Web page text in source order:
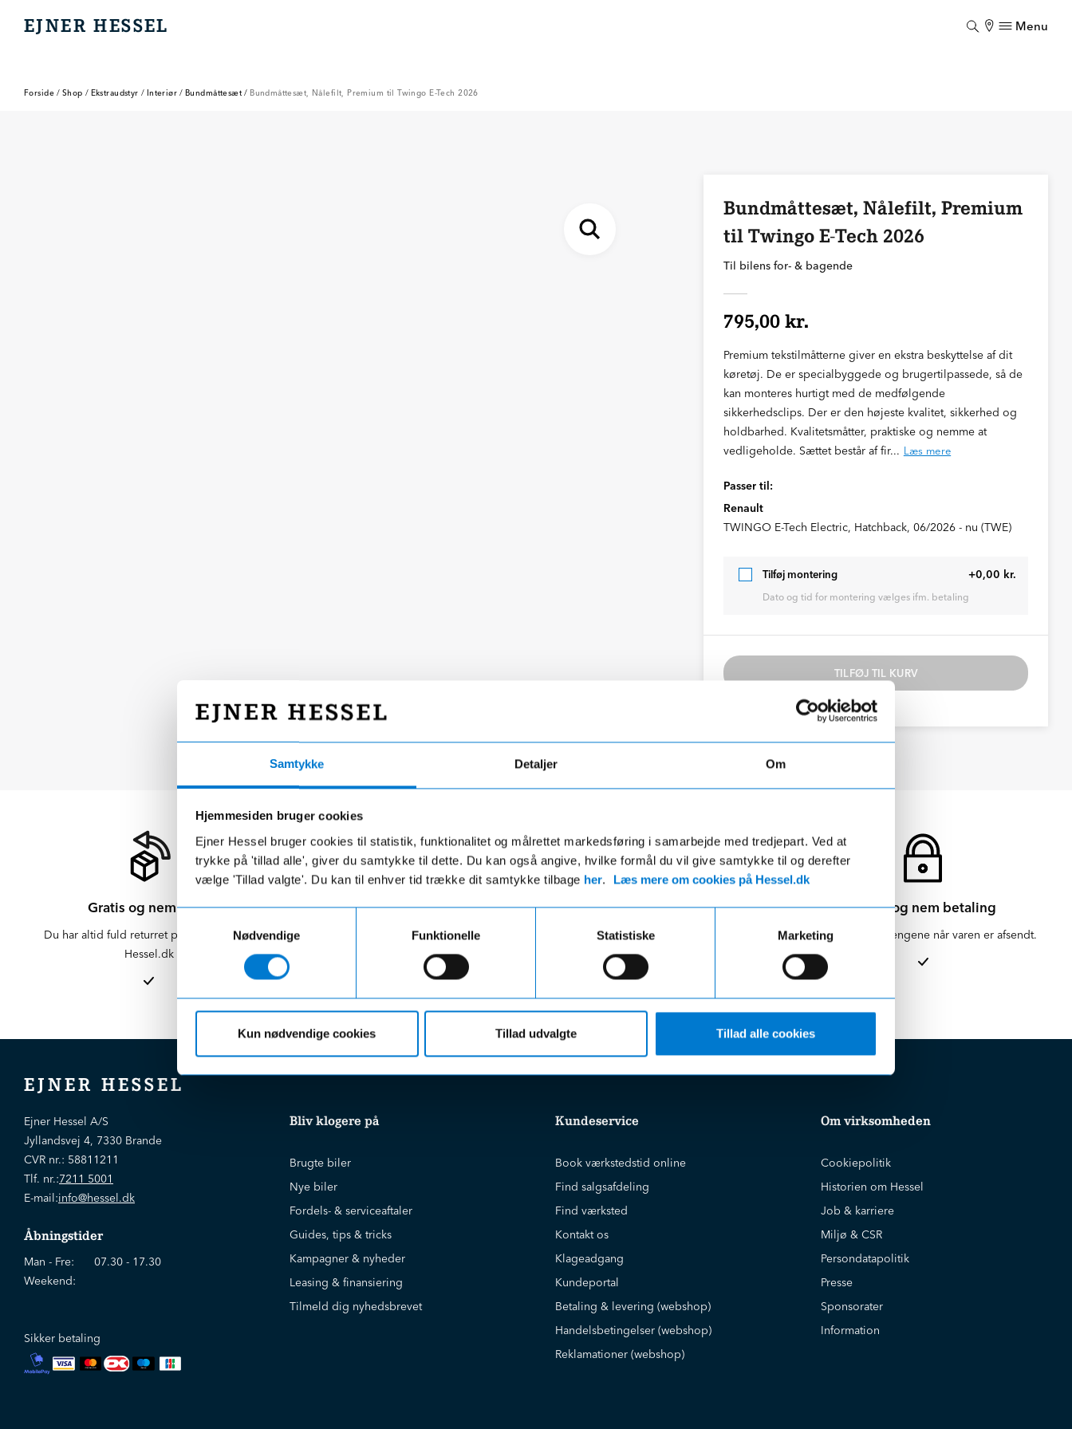
Samtykke Detaljer Om
Hjemmesiden bruger cookies
Ejner Hessel bruger cookies til statistik, funktionalitet og målrettet markedsføring i samarbejde med tredjepart. Ved at
trykke på 'tillad alle', giver du samtykke til dette. Du kan også angive, hvilke formål du vil give samtykke til og derefter
vælge 'Tillad valgte'. Du kan til enhver tid trække dit samtykke tilbage her. Læs mere om cookies på Hessel.dk
Nødvendige
Funktionelle Statistiske Marketing
Kun nødvendige cookies Tillad udvalgte Tillad alle cookies
EJNER HESSEL Menu
Forside / Shop / Ekstraudstyr / Interiør / Bundmåttesæt / Bundmåttesæt, Nålefilt, Premium til Twingo E-Tech 2026
Bundmåttesæt, Nålefilt, Premium
til Twingo E-Tech 2026
Til bilens for- & bagende
795,00 kr.
Premium tekstilmåtterne giver en ekstra beskyttelse af dit
køretøj. De er specialbyggede og brugertilpassede, så de
kan monteres hurtigt med de medfølgende
sikkerhedsclips. Der er den højeste kvalitet, sikkerhed og
holdbarhed. Kvalitetsmåtter, praktiske og nemme at
vedligeholde. Sættet består af fir... Læs mere
Passer til:
Renault
TWINGO E-Tech Electric, Hatchback, 06/2026 - nu (TWE)
Tilføj montering +0,00 kr.
Dato og tid for montering vælges ifm. betaling
TILFØJ TIL KURV
Gratis og nem retur
Du har altid fuld returret på varer købt på
Hessel.dk
Fri fragt
Der er altid fri fragt på ordre over 599,- og der
er altid gratis afhentning i en af vores
afdelinger uanset beløbet på din ordre
Hurtig levering
VI leverer de fleste varer inden for 1-3
hverdage
Sikker og nem betaling
Vi hæver først pengene når varen er afsendt.
EJNER HESSEL
Ejner Hessel A/S
Jyllandsvej 4, 7330 Brande
CVR nr.: 58811211
Tlf. nr.:7211 5001
E-mail:info@hessel.dk
Åbningstider
Man - Fre:
07.30 - 17.30
Weekend:
Sikker betaling
Bliv klogere på
Brugte biler
Nye biler
Fordels- & serviceaftaler
Guides, tips & tricks
Kampagner & nyheder
Leasing & finansiering
Tilmeld dig nyhedsbrevet
Kundeservice
Book værkstedstid online
Find salgsafdeling
Find værksted
Kontakt os
Klageadgang
Kundeportal
Betaling & levering (webshop)
Handelsbetingelser (webshop)
Reklamationer (webshop)
Om virksomheden
Cookiepolitik
Historien om Hessel
Job & karriere
Miljø & CSR
Persondatapolitik
Presse
Sponsorater
Information